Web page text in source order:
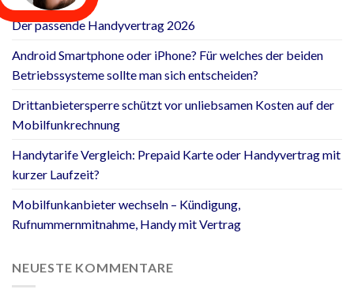
Der passende Handyvertrag 2026
Android Smartphone oder iPhone? Für welches der beiden
Betriebssysteme sollte man sich entscheiden?
Drittanbietersperre schützt vor unliebsamen Kosten auf der
Mobilfunkrechnung
Handytarife Vergleich: Prepaid Karte oder Handyvertrag mit
kurzer Laufzeit?
Mobilfunkanbieter wechseln – Kündigung,
Rufnummernmitnahme, Handy mit Vertrag
NEUESTE KOMMENTARE